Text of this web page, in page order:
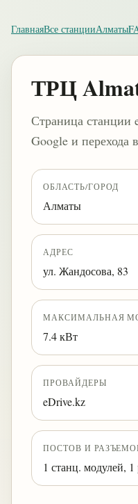
ГлавнаяВсе станцииАлматы
ТРЦ
Страница станции
Google и перехода
ОБЛАСТЬ/ГОРОД
Алматы
АДРЕС
ул. Жандосова, 83
МАКСИМАЛЬНАЯ
7.4 кВт
ПРОВАЙДЕРЫ
eDrive.kz
ПОСТОВ И
1 станц. модулей, 1